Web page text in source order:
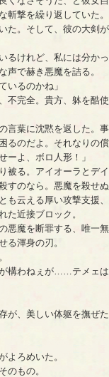
斬撃を繰り返していた
た。そして、彼の大剣
るけれど、私には分かっ
声で赫き悪魔を詰る。
いるのかね」
不完全。貴方、躰を酷
言葉に沈黙を返した。事
るのだよ。それなりの償
ーよ、ボロ人形！」
被る。アイオーラとデイ
のなら。悪魔を殺せぬ
も云える厚い攻撃支援、
た近接ブロック。
悪魔を断罪する、唯一無
る渾身の刃。
構わねぇが……テメェは
が、美しい体躯を撫ぜた
よろめいた。
のもの。